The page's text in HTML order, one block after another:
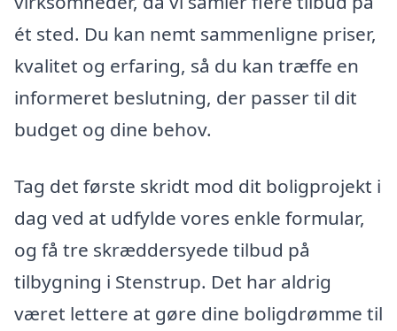
ét sted. Du kan nemt sammenligne priser,
kvalitet og erfaring, så du kan træffe en
informeret beslutning, der passer til dit
budget og dine behov.
Tag det første skridt mod dit boligprojekt i
dag ved at udfylde vores enkle formular,
og få tre skræddersyede tilbud på
tilbygning i Stenstrup. Det har aldrig
været lettere at gøre dine boligdrømme til